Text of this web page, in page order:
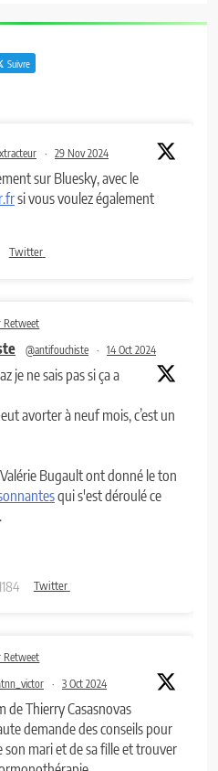
Suivre
· 29 Nov 2024
sur Bluesky, avec le
si vous voulez également
Twitter
Retweet
@antifouchiste · 14 Oct 2024
je ne sais pas si ça a
avorter à neuf mois, c’est un
Bugault ont donné le ton
qui s'est déroulé ce
Twitter
Retweet
· 3 Oct 2024
de Thierry Casasnovas
demande des conseils pour
son mari et de sa fille et trouver